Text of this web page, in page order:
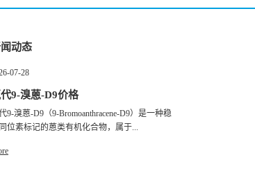
动态
07-28
9-溴蒽-D9价格
9-溴蒽-D9（9-Bromoanthracene-D9）是一种稳
位素标记的蒽类有机化合物，属于...